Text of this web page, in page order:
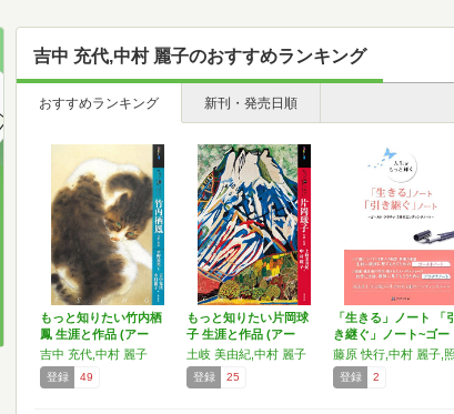
吉中 充代,中村 麗子のおすすめランキング
おすすめランキング 新刊・発売日順
もっと知りたい竹内栖
鳳 生涯と作品 (アー
ト…
吉中 充代,中村 麗子
登録 49
もっと知りたい片岡球
子 生涯と作品 (アー
ト…
土岐 美由紀,中村 麗子
登録 25
「生きる」ノート 「引
き継ぐ」ノート~ゴー
ル…
登録 2